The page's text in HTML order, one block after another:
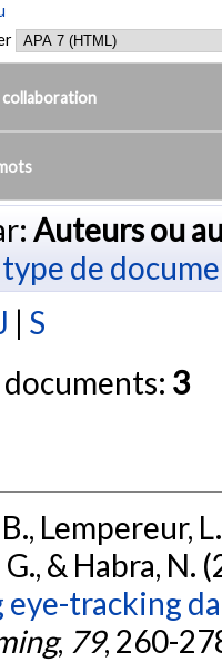
collaboration
Auteurs ou
type de
| S
3
Lempereur,
& Habra, N.
eye-tracking
, 79, 260-